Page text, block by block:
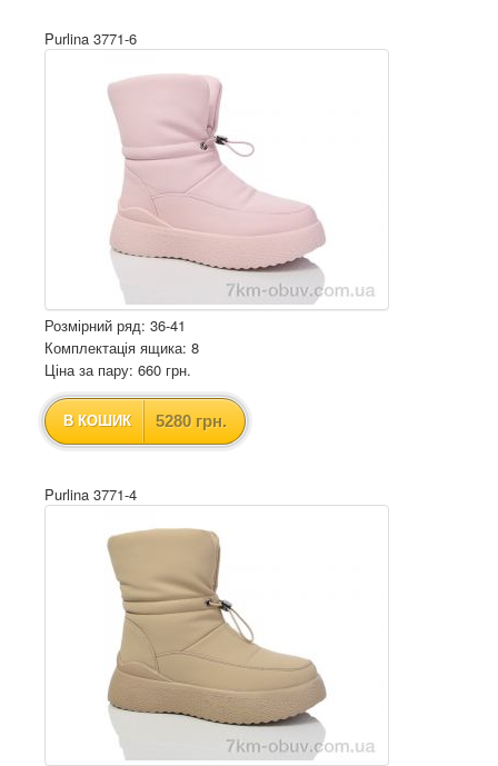
Purlina 3771-6
Розмірний ряд: 36-41
Комплектація ящика: 8
Ціна за пару: 660 грн.
В КОШИК 5280 грн.
Purlina 3771-4